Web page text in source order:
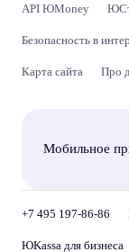
API ЮMoney
Безопасность в
Карта сайта Про
Мобильное
+7 495 197-86-86
ЮKassa для бизнеса